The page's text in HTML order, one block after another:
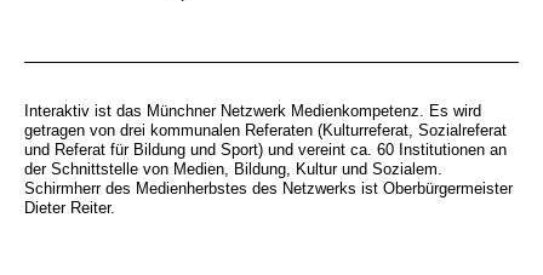
Interaktiv ist das Münchner Netzwerk Medienkompetenz. Es wird
getragen von drei kommunalen Referaten (Kulturreferat, Sozialreferat
und Referat für Bildung und Sport) und vereint ca. 60 Institutionen an
der Schnittstelle von Medien, Bildung, Kultur und Sozialem.
Schirmherr des Medienherbstes des Netzwerks ist Oberbürgermeister
Dieter Reiter.